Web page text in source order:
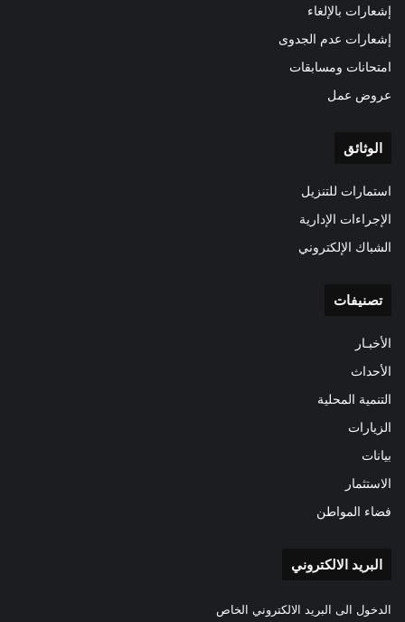
إشعارات بالإلغاء
إشعارات عدم الجدوى
امتحانات ومسابقات
عروض عمل
الوثائق
استمارات للتنزيل
الإجراءات الإدارية
الشباك الإلكتروني
تصنيفات
الأخبـار
الأحداث
التنمية المحلية
الزيارات
بيانات
الاستثمار
فضاء المواطن
البريد الالكتروني
الدخول الى البريد الالكتروني الخاص